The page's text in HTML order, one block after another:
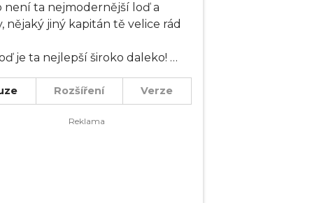
není ta nejmodernější loď a
nějaký jiný kapitán tě velice rád
je ta nejlepší široko daleko!
Rozšíření Verze